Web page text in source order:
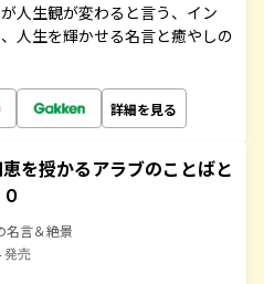
人生観が変わると言う、イン
人生を輝かせる名言と癒やしの
詳細を見る
を授かるアラブのことばと
名言＆絶景
発売